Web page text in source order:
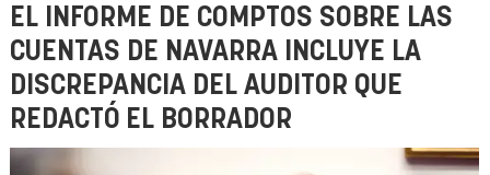
EL INFORME DE COMPTOS SOBRE LAS
CUENTAS DE NAVARRA INCLUYE LA
DISCREPANCIA DEL AUDITOR QUE
REDACTÓ EL BORRADOR